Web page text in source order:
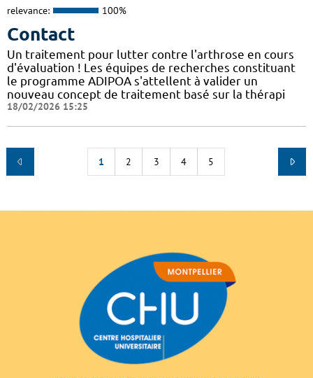
relevance: 100%
Contact
Un traitement pour lutter contre l'arthrose en cours
d'évaluation ! Les équipes de recherches constituant
le programme ADIPOA s'attellent à valider un
nouveau concept de traitement basé sur la thérapi
18/02/2026 15:25
1 2 3 4 5